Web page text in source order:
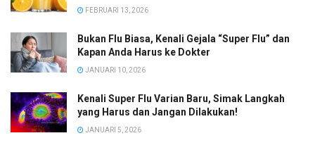
FEBRUARI 13, 2026
Bukan Flu Biasa, Kenali Gejala “Super Flu” dan
Kapan Anda Harus ke Dokter
JANUARI 10, 2026
Kenali Super Flu Varian Baru, Simak Langkah
yang Harus dan Jangan Dilakukan!
JANUARI 5, 2026